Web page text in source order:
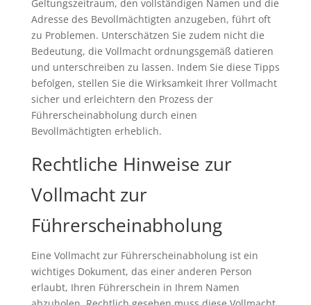
Geltungszeitraum, den vollständigen Namen und die
Adresse des Bevollmächtigten anzugeben, führt oft
zu Problemen. Unterschätzen Sie zudem nicht die
Bedeutung, die Vollmacht ordnungsgemäß datieren
und unterschreiben zu lassen. Indem Sie diese Tipps
befolgen, stellen Sie die Wirksamkeit Ihrer Vollmacht
sicher und erleichtern den Prozess der
Führerscheinabholung durch einen
Bevollmächtigten erheblich.
Rechtliche Hinweise zur
Vollmacht zur
Führerscheinabholung
Eine Vollmacht zur Führerscheinabholung ist ein
wichtiges Dokument, das einer anderen Person
erlaubt, Ihren Führerschein in Ihrem Namen